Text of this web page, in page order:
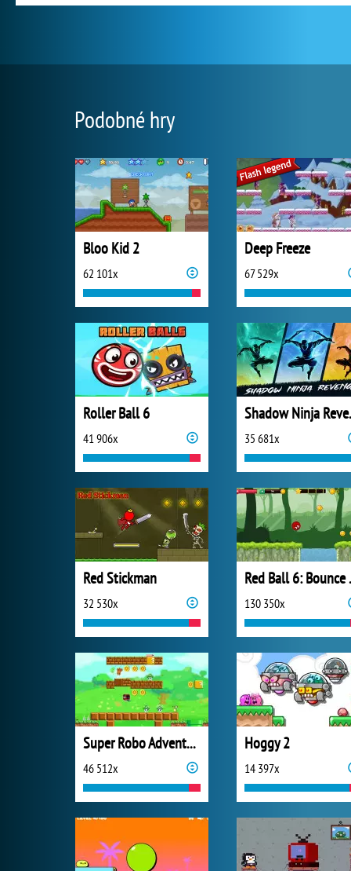
Podobné hry
Bloo Kid 2
62 101x
Deep Freeze
67 529x
Roller Ball 6
41 906x 35 681x
Red Stickman
32 530x 130 350x
Super Robo Adventure
46 512x
Hoggy 2
14 397x